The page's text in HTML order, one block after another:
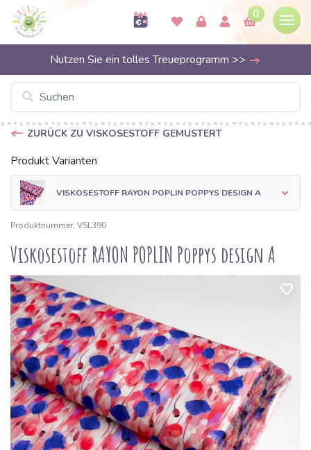
0
Nutzen Sie ein tolles Treueprogramm >>
ZURÜCK ZU VISKOSESTOFF GEMUSTERT
Produkt Varianten
VISKOSESTOFF RAYON POPLIN POPPYS DESIGN A
Produktnummer: VSL390
Viskosestoff RAYON POPLIN Poppys design A